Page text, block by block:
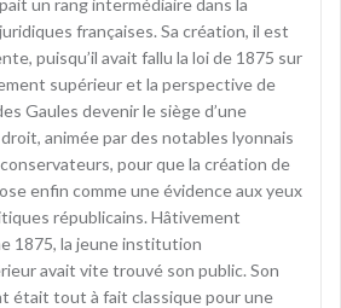
françaises. Sa création, il est
puisqu’il avait fallu la loi de 1875 sur
supérieur et la perspective de
Gaules devenir le siège d’une
animée par des notables lyonnais
pour que la création de
enfin comme une évidence aux yeux
républicains. Hâtivement
1875, la jeune institution
avait vite trouvé son public. Son
était tout à fait classique pour une